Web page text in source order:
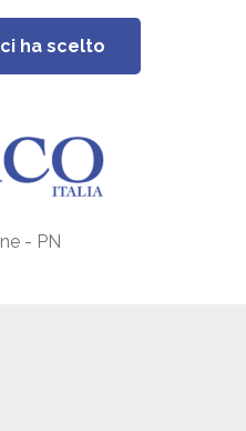
ha scelto
- PN